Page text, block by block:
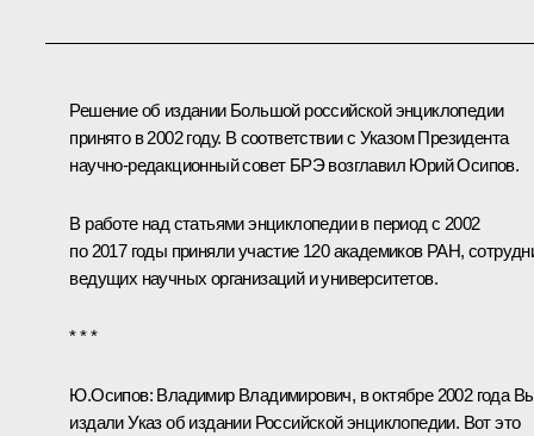
Решение об издании Большой российской энцикло­педии
принято в 2002 году. В соответствии с Указом Президента
научно-редакционный совет БРЭ возглавил Юрий Осипов.
В работе над статьями энцикло­педии в период с 2002
по 2017 годы приняли участие 120 академиков РАН,
ведущих научных организа­ций и университетов.
* * *
Ю.Осипов: Владимир Владимирович, в октябре 2002 года
издали Указ об издании Российской энциклопедии. Вот это